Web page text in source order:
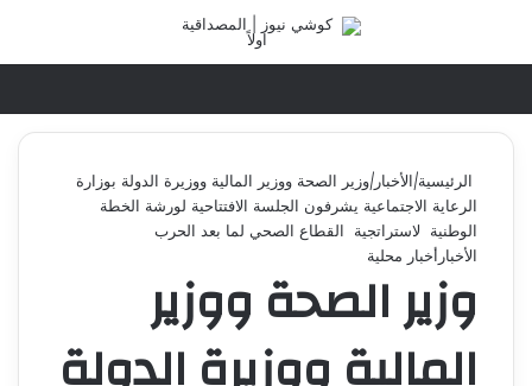
تسجيل الدخول
الرئيسية|الأخبار |وزير الصحة ووزير المالية ووزيرة الدولة بوزارة
الرعاية الاجتماعية يشرفون الجلسة الافتتاحية لورشة الخطة
الوطنية لاستراتجية القطاع الصحي لما بعد الحرب
الأخبار أخبار محلية
وزير الصحة ووزير